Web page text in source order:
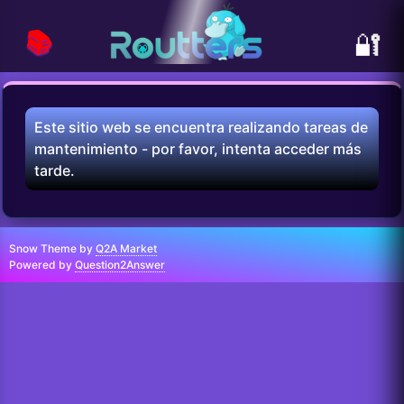
🔐
📚
Este sitio web se encuentra realizando tareas de
mantenimiento - por favor, intenta acceder más
tarde.
Snow Theme by Q2A Market
Powered by Question2Answer